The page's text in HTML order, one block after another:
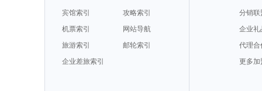
宾馆索引
攻略索引
机票索引
网站导航
旅游索引
邮轮索引
企业差旅索引
分销联
企业礼
代理合
更多加